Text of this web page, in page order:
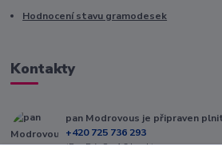
Hodnocení stavu gramodesek
Kontakty
pan Modrovous je připraven
+420 725 736 293
(Po-Pá, 8 - 16 hod.)